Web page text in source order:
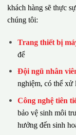
khách hàng sẽ thực
chúng tôi:
Trang thiết bị
để
Đội ngũ nhân
nghiệm, có thể
Công nghệ tiên
bảo vệ sinh môi
hưởng đến sinh